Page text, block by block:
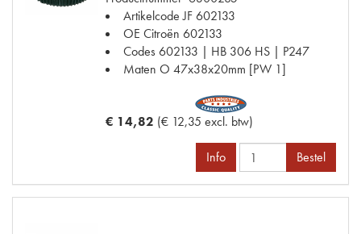
Artikelcode JF 602133
OE Citroën 602133
Codes 602133 | HB 306 HS | P247
Maten O 47x38x20mm [PW 1]
€ 14,82 (€ 12,35 excl. btw)
Info Bestel